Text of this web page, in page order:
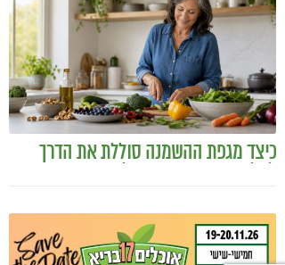
כיצד מגפת ההשמנה סוללת את הדרך
האינטגרטיבית